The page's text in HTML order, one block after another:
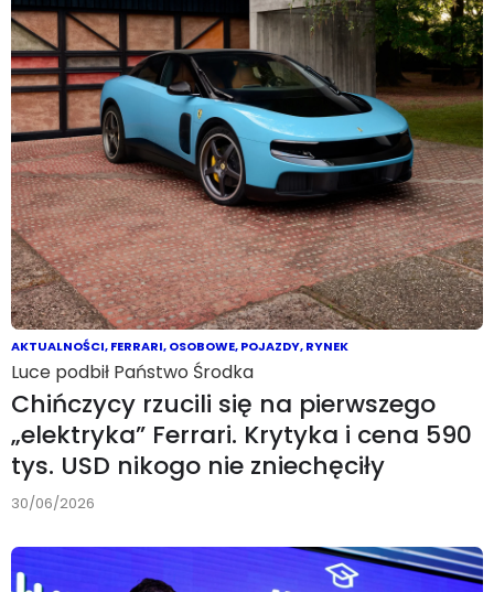
AKTUALNOŚCI,FERRARI,OSOBOWE,POJAZDY,RYNEK
Luce podbił Państwo Środka
Chińczycy rzucili się na pierwszego
„elektryka” Ferrari. Krytyka i cena 590
tys. USD nikogo nie zniechęciły
30/06/2026